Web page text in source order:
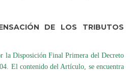
DE LOS TRIBUTOS
la Disposición Final Primera del Decreto
El contenido del Artículo, se encuentra